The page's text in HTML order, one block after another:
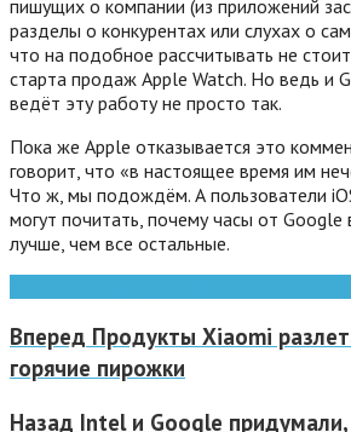
пишущих о компании (из приложений
разделы о конкурентах или слухах о
что на подобное рассчитывать не
старта продаж Apple Watch. Но ведь и
ведёт эту работу не просто так.
Пока же Apple отказывается это
говорит, что «в настоящее время им
Что ж, мы подождём. А пользователи
могут почитать, почему часы от Google
лучше, чем все остальные.
Вперед Продукты Xiaomi
горячие пирожки
Назад Intel и Google